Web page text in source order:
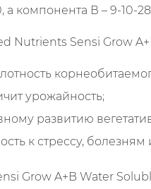
а компонента В – 9-10-
Nutrients Sensi Grow
урожайность;
развитию
к стрессу,
Grow A+B Water